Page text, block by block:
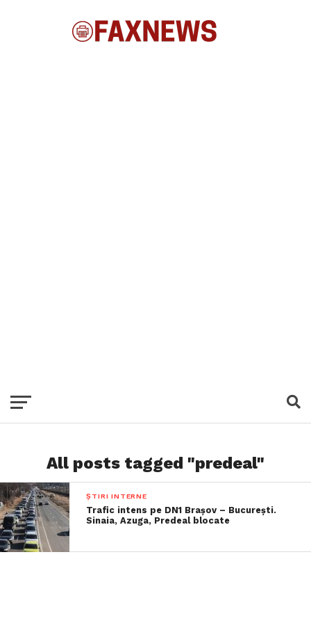
All posts tagged "predeal"
ȘTIRI INTERNE
Trafic intens pe DN1 Brașov – București.
Sinaia, Azuga, Predeal blocate